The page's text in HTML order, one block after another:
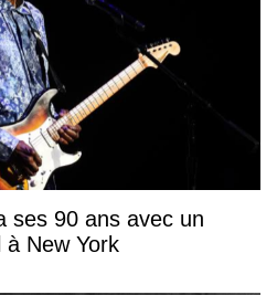
ses 90 ans avec un
New York